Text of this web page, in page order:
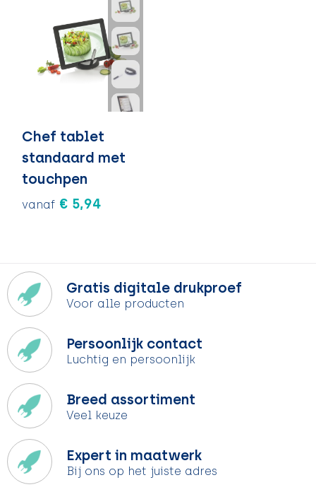
Chef tablet
standaard met
touchpen
vanaf € 5,94
Gratis digitale drukproef
Voor alle producten
Persoonlijk contact
Luchtig en persoonlijk
Breed assortiment
Veel keuze
Expert in maatwerk
Bij ons op het juiste adres